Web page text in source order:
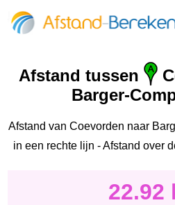
Afstand tussen
Barger-
Afstand van Coevorden naar
in een rechte lijn - Afstand over
22.92